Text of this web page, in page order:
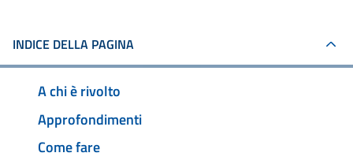
INDICE DELLA PAGINA
A chi è rivolto
Approfondimenti
Come fare